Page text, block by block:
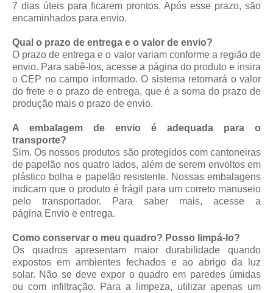
7 dias úteis para ficarem prontos. Após esse prazo, são
encaminhados para envio.
Qual o prazo de entrega e o valor de envio?
O prazo de entrega e o valor variam conforme a região de
envio. Para sabê-los, acesse a página do produto e insira
o CEP no campo informado. O sistema retornará o valor
do frete e o prazo de entrega, que é a soma do prazo de
produção mais o prazo de envio.
A embalagem de envio é adequada para o
transporte?
Sim. Os nossos produtos são protegidos com cantoneiras
de papelão nos quatro lados, além de serem envoltos em
plástico bolha e papelão resistente. Nossas embalagens
indicam que o produto é frágil para um correto manuseio
pelo transportador. Para saber mais, acesse a
página Envio e entrega.
Como conservar o meu quadro? Posso limpá-lo?
Os quadros apresentam maior durabilidade quando
expostos em ambientes fechados e ao abrigo da luz
solar. Não se deve expor o quadro em paredes úmidas
ou com infiltração. Para a limpeza, utilizar apenas um